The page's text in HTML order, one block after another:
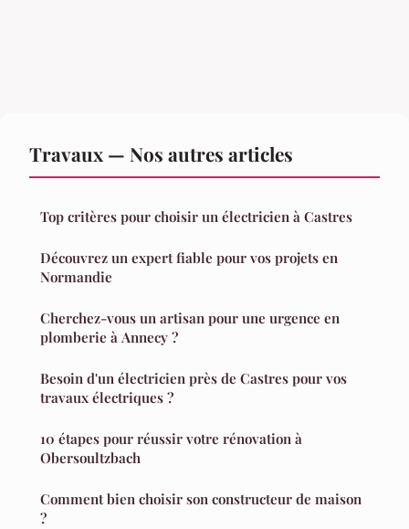
Travaux — Nos autres articles
Top critères pour choisir un électricien à Castres
Découvrez un expert fiable pour vos projets en
Normandie
Cherchez-vous un artisan pour une urgence en
plomberie à Annecy ?
Besoin d'un électricien près de Castres pour vos
travaux électriques ?
10 étapes pour réussir votre rénovation à
Obersoultzbach
Comment bien choisir son constructeur de maison
?